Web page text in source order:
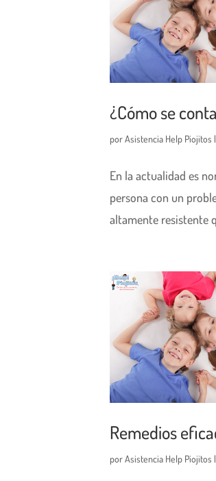
¿Cómo se
porAsistencia Help Piojitos |
En la actualidad es
persona con un
altamente resistente
Remedios
porAsistencia Help Piojitos |